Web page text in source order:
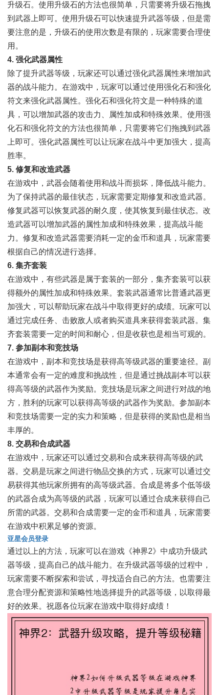
升级石。使用升级石的方法也很简单，只需要将升级石拖拽
到武器上即可。使用升级石可以快速提升武器等级，但是需
要注意的是，升级石的使用次数是有限的，玩家需要合理使
用。
4. 强化武器属性
除了提升武器等级，玩家还可以通过强化武器属性来增加武
器的战斗能力。在游戏中，玩家可以通过使用强化石和强化
符文来强化武器属性。强化石和强化符文是一种特殊的道
具，可以增加武器的攻击力、属性加成和特殊效果。使用强
化石和强化符文的方法也很简单，只需要将它们拖拽到武器
上即可。强化武器属性可以让玩家在战斗中更加强大，提高
胜率。
5. 修复和改造武器
在游戏中，武器会随着使用和战斗而损坏，降低战斗能力。
为了保持武器的最佳状态，玩家需要定期修复和改造武器。
修复武器可以恢复武器的耐久度，使其恢复到最佳状态。改
造武器可以增加武器的属性加成和特殊效果，提高战斗能
力。修复和改造武器需要消耗一定的金币和道具，玩家需要
根据自己的情况进行选择。
6. 集齐套装
在游戏中，有些武器是属于套装的一部分，集齐套装可以获
得额外的属性加成和特殊效果。套装武器通常比普通武器更
加强大，可以帮助玩家在战斗中取得更好的成绩。玩家可以
通过完成任务、击败敌人或者购买道具来获得套装武器。集
齐套装需要一定的时间和耐心，但是收获也是相当可观的。
7. 参加副本和竞技场
在游戏中，副本和竞技场是获得高等级武器的重要途径。副
本通常会有一定的难度和挑战性，但是通过挑战副本可以获
得高等级的武器作为奖励。竞技场是玩家之间进行对战的地
方，胜利的玩家可以获得高等级的武器作为奖励。参加副本
和竞技场需要一定的实力和策略，但是获得的奖励也是相当
丰厚的。
8. 交易和合成武器
在游戏中，玩家还可以通过交易和合成来获得高等级的武
器。交易是玩家之间进行物品交换的方式，玩家可以通过交
易获得其他玩家所拥有的高等级武器。合成是将多个低等级
的武器合成为高等级的武器，玩家可以通过合成来获得自己
所需的武器。交易和合成需要一定的金币和道具，玩家需要
在游戏中积累足够的资源。
亚星会员登录
通过以上的方法，玩家可以在游戏《神界2》中成功升级武
器等级，提高自己的战斗能力。在升级武器等级的过程中，
玩家需要不断探索和尝试，寻找适合自己的方法。也需要注
意合理分配资源和策略性地选择提升的武器等级，以取得最
好的效果。祝愿各位玩家在游戏中取得好成绩！